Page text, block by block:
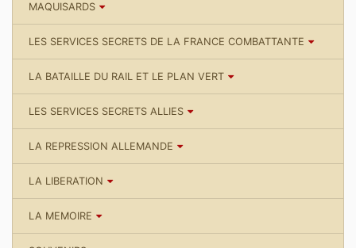
MAQUISARDS
LES SERVICES SECRETS DE LA FRANCE COMBATTANTE
LA BATAILLE DU RAIL ET LE PLAN VERT
LES SERVICES SECRETS ALLIES
LA REPRESSION ALLEMANDE
LA LIBERATION
LA MEMOIRE